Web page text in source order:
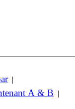
|
A & B |